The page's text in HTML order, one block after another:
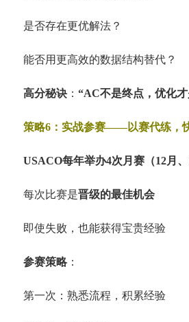
是否存在更优解法？
能否用更高效的数据结构替代？
高分秘诀 ：“AC不是终点，优化
策略6：实战参赛——以赛代练，
USACO每年举办4次月赛（12月、
每次比赛是晋级的最佳机会
即使失败，也能获得宝贵经验
参赛策略：
第一次：熟悉流程，积累经验